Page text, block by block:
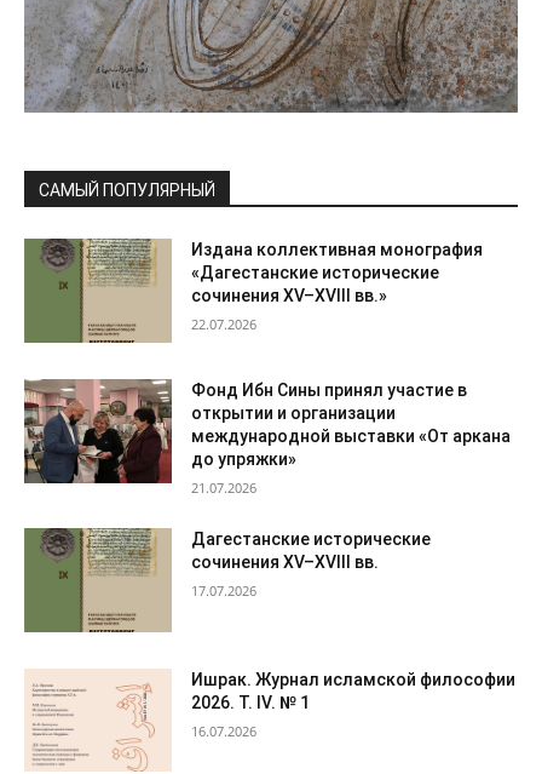
САМЫЙ ПОПУЛЯРНЫЙ
Издана коллективная монография
«Дагестанские исторические
сочинения XV–XVIII вв.»
22.07.2026
Фонд Ибн Сины принял участие в
открытии и организации
международной выставки «От аркана
до упряжки»
21.07.2026
Дагестанские исторические
сочинения XV–XVIII вв.
17.07.2026
Ишрак. Журнал исламской философии
2026. Т. IV. № 1
16.07.2026